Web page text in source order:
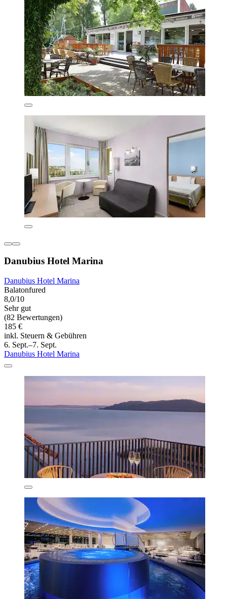
Danubius Hotel Marina
Danubius Hotel Marina
Balatonfured
8,0/10
Sehr gut
(82 Bewertungen)
185 €
inkl. Steuern & Gebühren
6. Sept.–7. Sept.
Danubius Hotel Marina